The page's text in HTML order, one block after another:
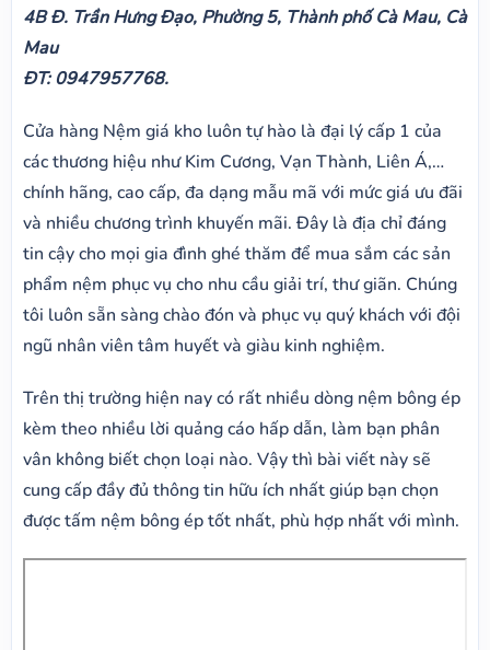
4B Đ. Trần Hưng Đạo, Phường 5, Thành phố Cà Mau, Cà
Mau
ĐT: 0947957768.
Cửa hàng Nệm giá kho luôn tự hào là đại lý cấp 1 của
các thương hiệu như Kim Cương, Vạn Thành, Liên Á,…
chính hãng, cao cấp, đa dạng mẫu mã với mức giá ưu đãi
và nhiều chương trình khuyến mãi. Đây là địa chỉ đáng
tin cậy cho mọi gia đình ghé thăm để mua sắm các sản
phẩm nệm phục vụ cho nhu cầu giải trí, thư giãn. Chúng
tôi luôn sẵn sàng chào đón và phục vụ quý khách với đội
ngũ nhân viên tâm huyết và giàu kinh nghiệm.
Trên thị trường hiện nay có rất nhiều dòng nệm bông ép
kèm theo nhiều lời quảng cáo hấp dẫn, làm bạn phân
vân không biết chọn loại nào. Vậy thì bài viết này sẽ
cung cấp đầy đủ thông tin hữu ích nhất giúp bạn chọn
được tấm nệm bông ép tốt nhất, phù hợp nhất với mình.